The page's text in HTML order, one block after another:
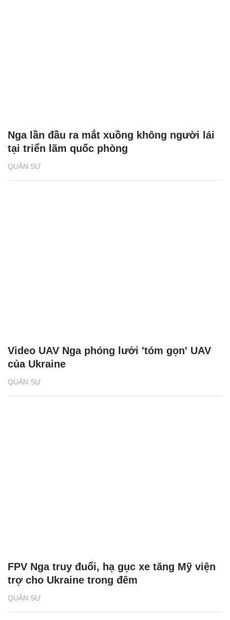
QUÂN SỰ
Nga lần đầu ra mắt xuồng không người lái
tại triển lãm quốc phòng
QUÂN SỰ
Video UAV Nga phóng lưới 'tóm gọn' UAV
của Ukraine
QUÂN SỰ
FPV Nga truy đuổi, hạ gục xe tăng Mỹ viện
trợ cho Ukraine trong đêm